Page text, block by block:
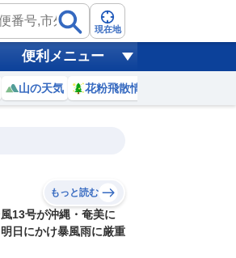
現在地
便利メニュー
山の天気 花粉飛散情報
21
(金)
E
予報の
信頼度
もっと読む
13号が沖縄・奄美に
日にかけ暴風雨に厳重